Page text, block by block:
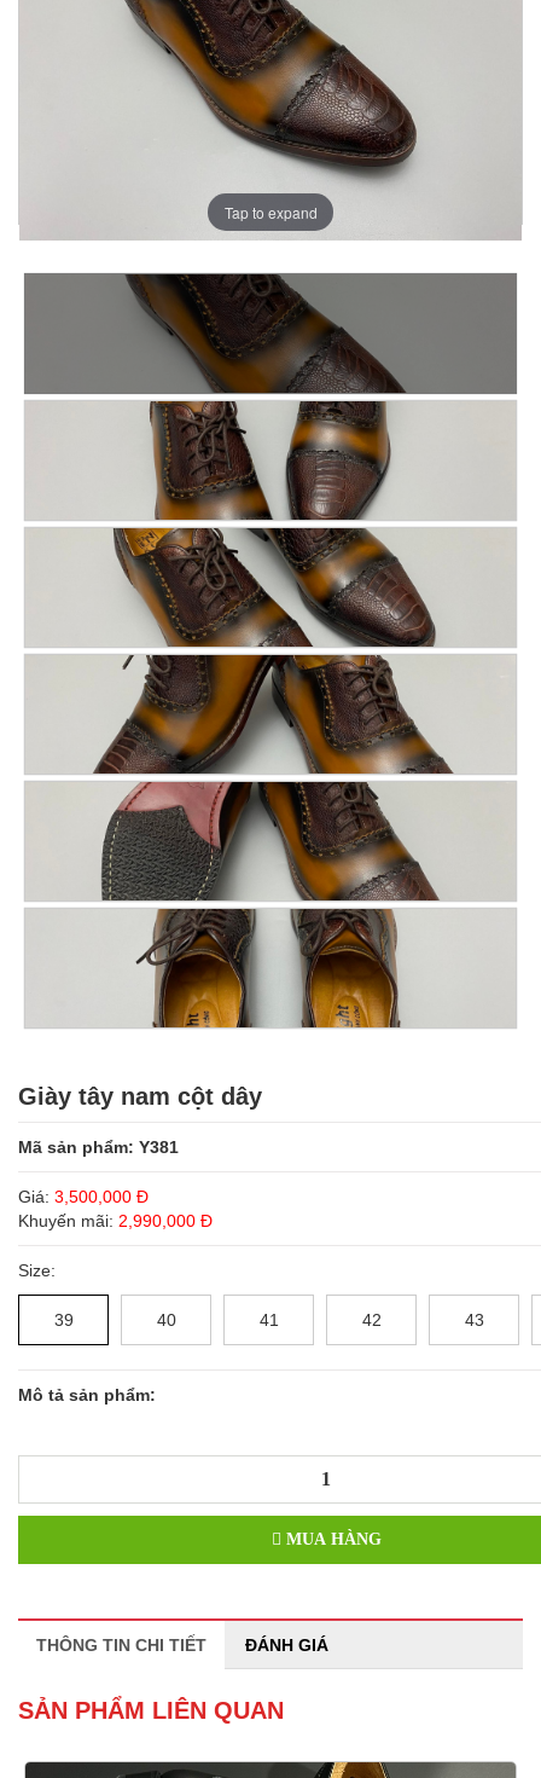
Tap to expand
Giày tây nam cột dây
Mã sản phẩm: Y381
Giá: 3,500,000 Đ
Khuyến mãi: 2,990,000 Đ
Size:
39 40 41 42 43
Mô tả sản phẩm:
MUA HÀNG
THÔNG TIN CHI TIẾT ĐÁNH GIÁ
SẢN PHẨM LIÊN QUAN